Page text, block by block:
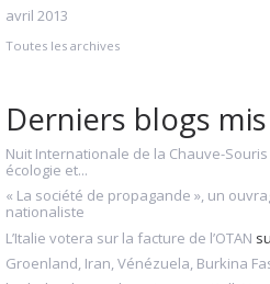
avril 2013
Toutes les archives
Derniers blogs
Nuit Internationale de la Chauve-Souris
écologie et...
« La société de propagande », un
nationaliste
L’Italie votera sur la facture de l’OTAN
Groenland, Iran, Vénézuela, Burkina